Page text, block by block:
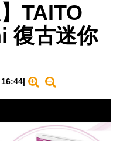
TAITO
復古迷你
|